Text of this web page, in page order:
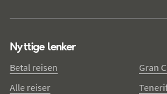
Nyttige lenker
Betal reisen
Alle reiser
Gran